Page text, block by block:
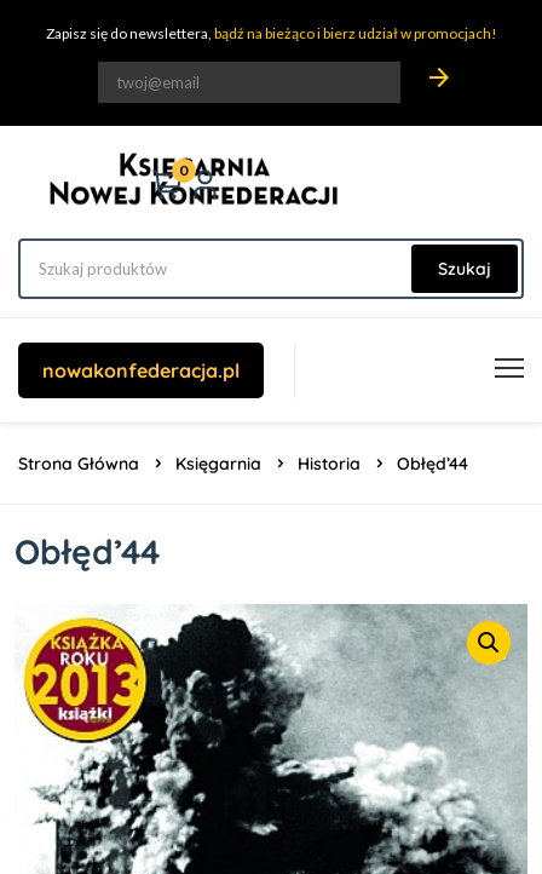
Zapisz się do newslettera, bądź na bieżąco i bierz udział w promocjach!
arrow_forward
0
Szukaj
nowakonfederacja.pl
Strona Główna Księgarnia Historia Obłęd’44
Obłęd’44